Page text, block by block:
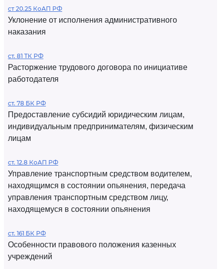
ст 20.25 КоАП РФ
Уклонение от исполнения административного
наказания
ст. 81 ТК РФ
Расторжение трудового договора по инициативе
работодателя
ст. 78 БК РФ
Предоставление субсидий юридическим лицам,
индивидуальным предпринимателям, физическим
лицам
ст. 12.8 КоАП РФ
Управление транспортным средством водителем,
находящимся в состоянии опьянения, передача
управления транспортным средством лицу,
находящемуся в состоянии опьянения
ст. 161 БК РФ
Особенности правового положения казенных
учреждений